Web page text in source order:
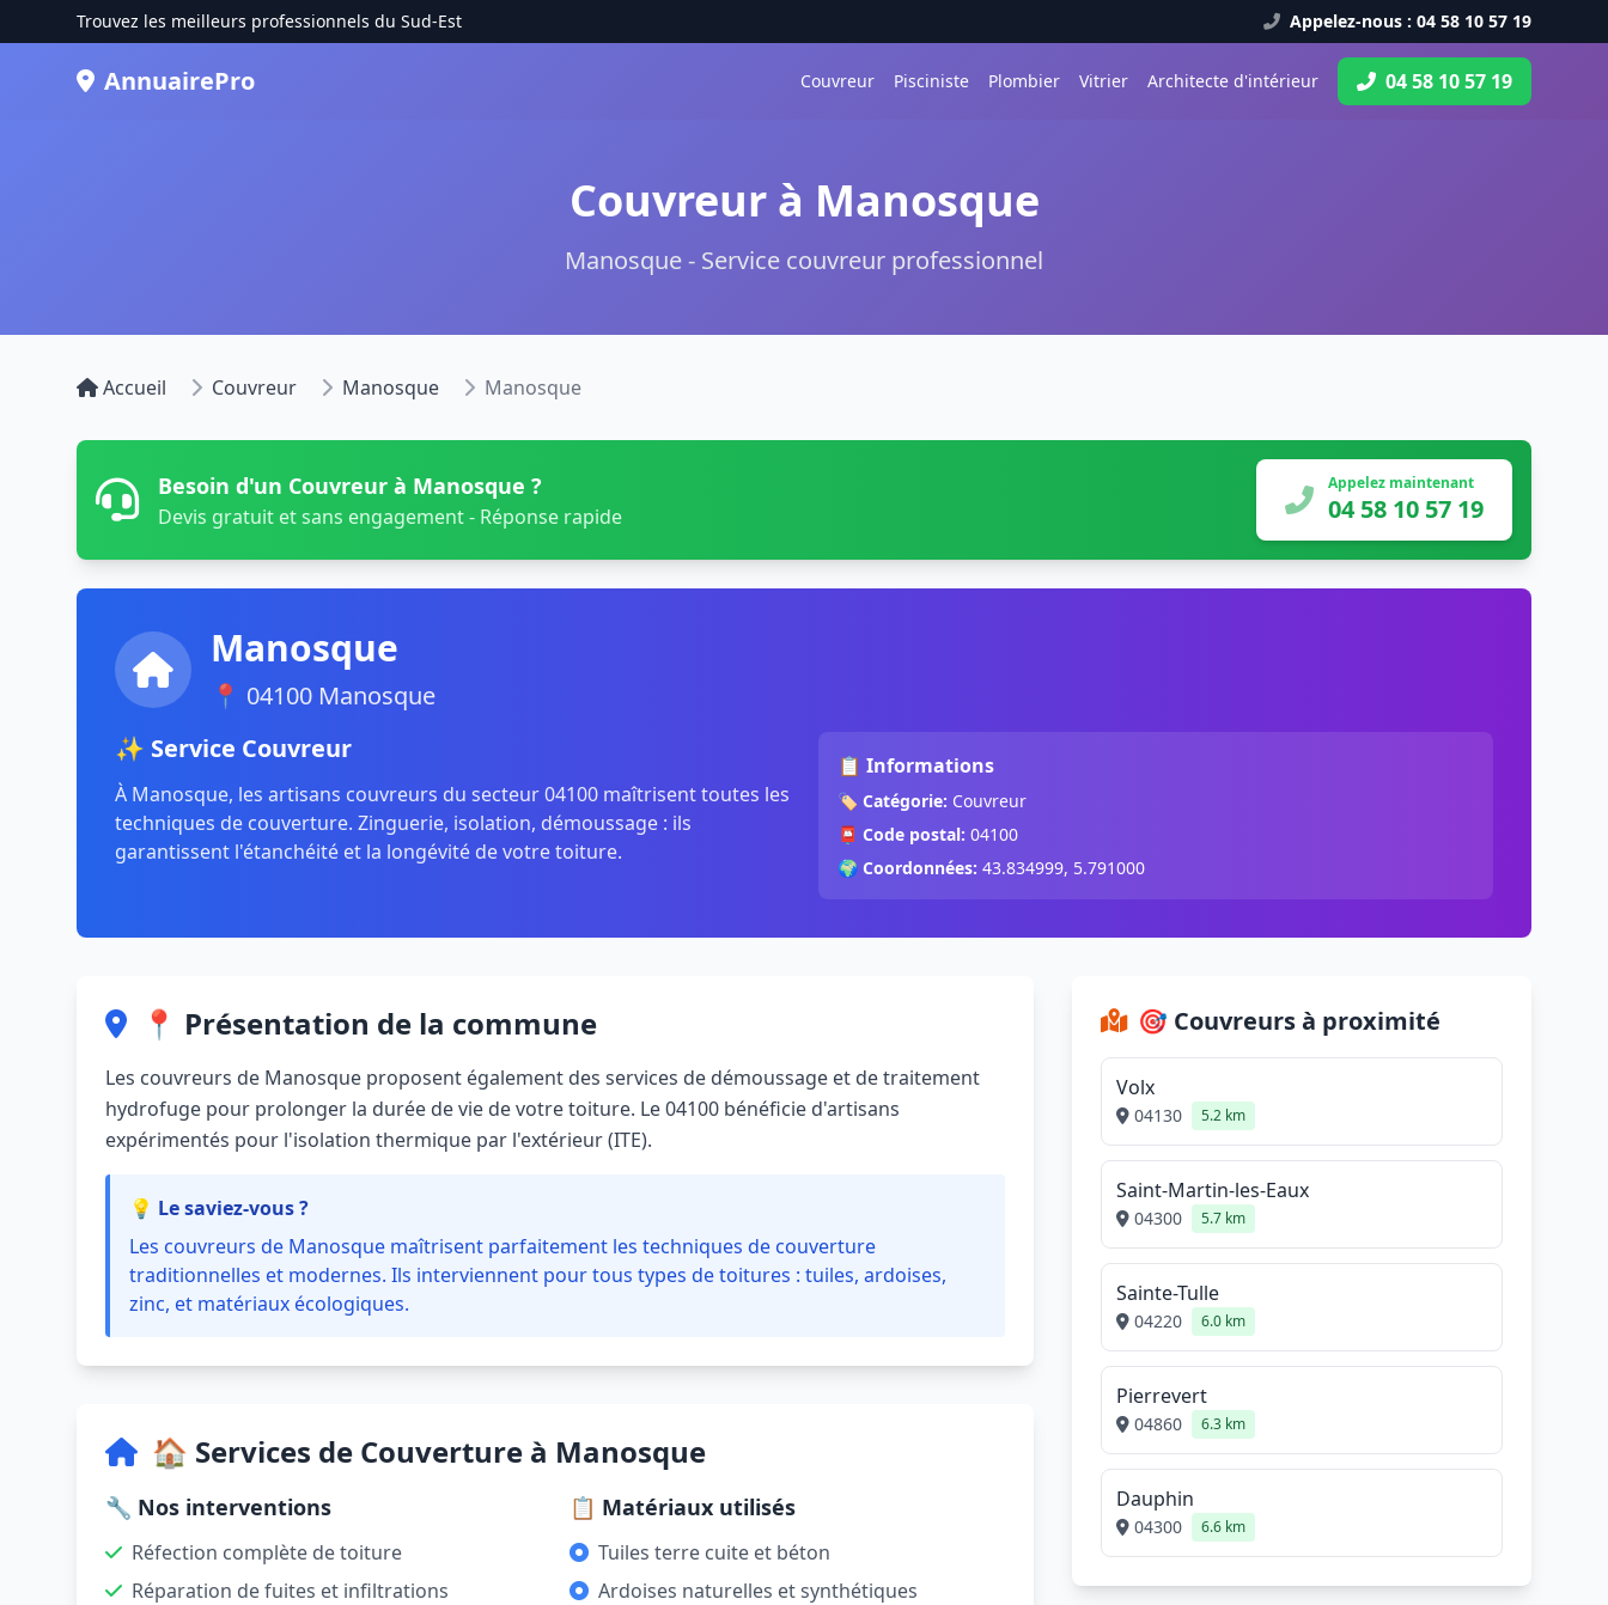
Trouvez les meilleurs professionnels du Sud-Est Appelez-nous : 04 58 10 57 19
AnnuairePro Couvreur Pisciniste Plombier Vitrier Architecte d'intérieur 04 58 10 57 19
Couvreur à Manosque
Manosque - Service couvreur professionnel
Accueil Couvreur Manosque Manosque
Besoin d'un Couvreur à Manosque ?
Devis gratuit et sans engagement - Réponse rapide
Appelez maintenant
04 58 10 57 19
Manosque
📍 04100 Manosque
✨ Service Couvreur
À Manosque, les artisans couvreurs du secteur 04100 maîtrisent toutes les
techniques de couverture. Zinguerie, isolation, démoussage : ils
garantissent l'étanchéité et la longévité de votre toiture.
📋 Informations
🏷️ Catégorie: Couvreur
📮 Code postal: 04100
🌍 Coordonnées: 43.834999, 5.791000
📍 Présentation de la commune
Les couvreurs de Manosque proposent également des services de démoussage et de traitement
hydrofuge pour prolonger la durée de vie de votre toiture. Le 04100 bénéficie d'artisans
expérimentés pour l'isolation thermique par l'extérieur (ITE).
💡 Le saviez-vous ?
Les couvreurs de Manosque maîtrisent parfaitement les techniques de couverture
traditionnelles et modernes. Ils interviennent pour tous types de toitures : tuiles, ardoises,
zinc, et matériaux écologiques.
🏠 Services de Couverture à Manosque
🔧 Nos interventions
Réfection complète de toiture
Réparation de fuites et infiltrations
📋 Matériaux utilisés
Tuiles terre cuite et béton
Ardoises naturelles et synthétiques
🎯 Couvreurs à proximité
Volx
04130 5.2 km
Saint-Martin-les-Eaux
04300 5.7 km
Sainte-Tulle
04220 6.0 km
Pierrevert
04860 6.3 km
Dauphin
04300 6.6 km